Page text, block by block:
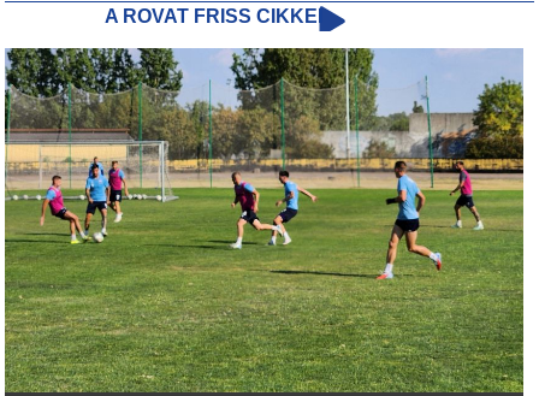
A ROVAT FRISS CIKKEI